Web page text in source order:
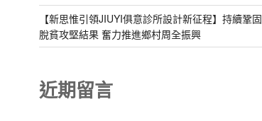
【新思惟引領JIUYI俱意診所設計新征程】持續鞏固
脫貧攻堅結果 奮力推進鄉村周全振興
近期留言